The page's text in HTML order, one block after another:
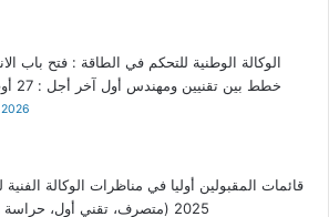
خطط بين تقنيين ومهندس أول آخر أجل : 27 أوت 2026
قائمات المقبولين أوليا في مناظرات الوكالة الفنية
2025 (متصرف، تقني أول، حراسة وتنظيف)